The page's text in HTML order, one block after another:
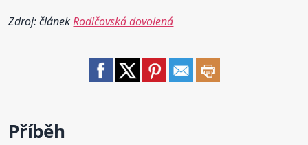
Zdroj: článekRodičovská dovolená
Příběh